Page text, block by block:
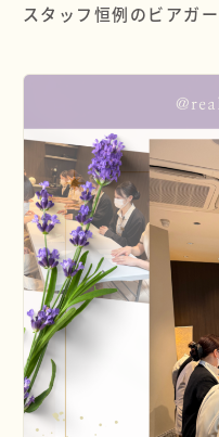
スタッフ恒例のビアガ